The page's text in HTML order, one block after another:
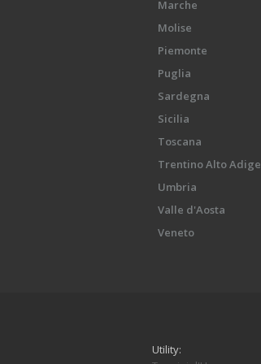
Marche
Molise
Piemonte
Puglia
Sardegna
Sicilia
Toscana
Trentino Alto Adige
Umbria
Valle d'Aosta
Veneto
Utility: